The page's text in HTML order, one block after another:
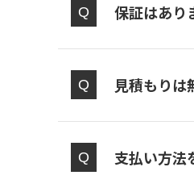
保証はあり
見積もりは
支払い方法